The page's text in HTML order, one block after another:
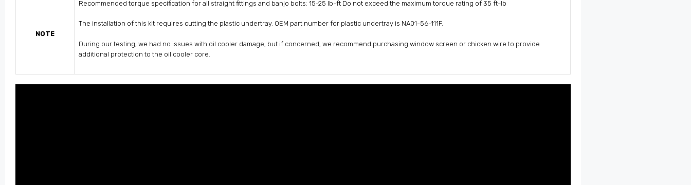
NOTE
Recommended torque specification for all straight fittings and banjo bolts: 15-25 lb-ft Do not exceed the maximum torque rating of 35 ft-lb
The installation of this kit requires cutting the plastic undertray. OEM part number for plastic undertray is NA01-56-111F.
During our testing, we had no issues with oil cooler damage, but if concerned, we recommend purchasing window screen or chicken wire to provide
additional protection to the oil cooler core.